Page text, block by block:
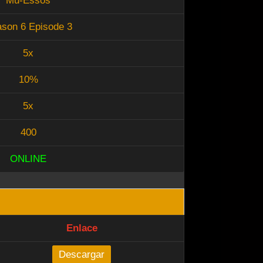
6 Episode 3
5x
10%
5x
400
ONLINE
Enlace
Descargar